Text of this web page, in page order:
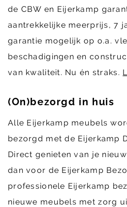
de CBW en Eijerkamp
aantrekkelijke meerprijs, 7
garantie mogelijk op o.a.
beschadigingen en
van kwaliteit. Nu én straks.
(On)bezorgd in huis
Alle Eijerkamp meubels
bezorgd met de Eijerkamp
Direct genieten van je
dan voor de Eijerkamp
professionele Eijerkamp
nieuwe meubels met zorg